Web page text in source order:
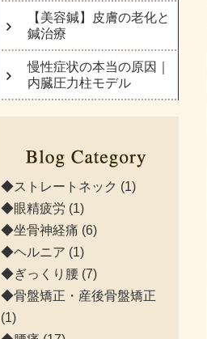
【美容鍼】皮膚の老化と
鍼治療
慢性症状の本当の原因｜
内臓圧力柱モデル
◆ストレートネック (1)
◆眼精疲労 (1)
◆坐骨神経痛 (6)
◆ヘルニア (1)
◆ぎっくり腰 (7)
◆骨盤矯正・産後骨盤矯正
(1)